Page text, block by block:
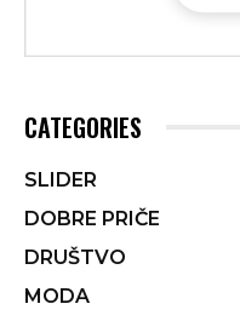
CATEGORIES
SLIDER
DOBRE PRIČE
DRUŠTVO
MODA